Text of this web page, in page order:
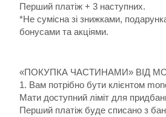
Перший платіж + 3 наступних.
*Не сумісна зі знижками,
бонусами та акціями.
«ПОКУПКА ЧАСТИНАМИ» ВІД
1. Вам потрібно бути клієнтом
Мати доступний ліміт для
Перший платіж буде списано з